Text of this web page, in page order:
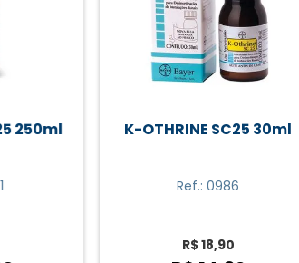
30ml K-OTHRINE CE25 250ml
Ref.: 5601